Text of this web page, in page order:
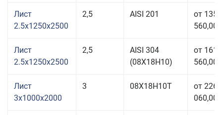
Лист
2.5x1250x2500
2,5 AISI 201
от 135
560,00
Лист
2.5x1250x2500
2,5
AISI 304
(08Х18Н10)
от 161
560,00
Лист
3x1000x2000
3 08Х18Н10Т
от 226
060,00